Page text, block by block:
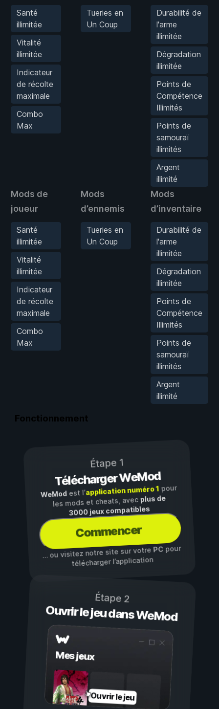
Santé
illimitée
Vitalité
illimitée
Indicateur
de récolte
maximale
Combo
Max
Tueries en
Un Coup
Durabilité de
l'arme
illimitée
Dégradation
illimitée
Points de
Compétence
Illimités
Points de
samouraï
illimités
Argent
illimité
Mods de
joueur
Santé
illimitée
Vitalité
illimitée
Indicateur
de récolte
maximale
Combo
Max
Mods
d’ennemis
Tueries en
Un Coup
Mods
d’inventaire
Durabilité de
l'arme
illimitée
Dégradation
illimitée
Points de
Compétence
Illimités
Points de
samouraï
illimités
Argent
illimité
Fonctionnement
Étape 1
Télécharger WeMod
WeModest l’application numéro 1pour
les mods et cheats, avec plus de
3000 jeux compatibles
Commencer
… ou visitez notre site sur votre PCpour
télécharger l’application
Étape 2
Ouvrir le jeu dans WeMod
Mes jeux
Ouvrir le jeu